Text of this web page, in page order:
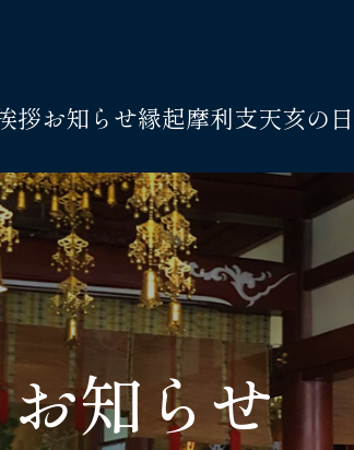
亥の日
摩利支天
縁起
お知らせ
拶
お知らせ